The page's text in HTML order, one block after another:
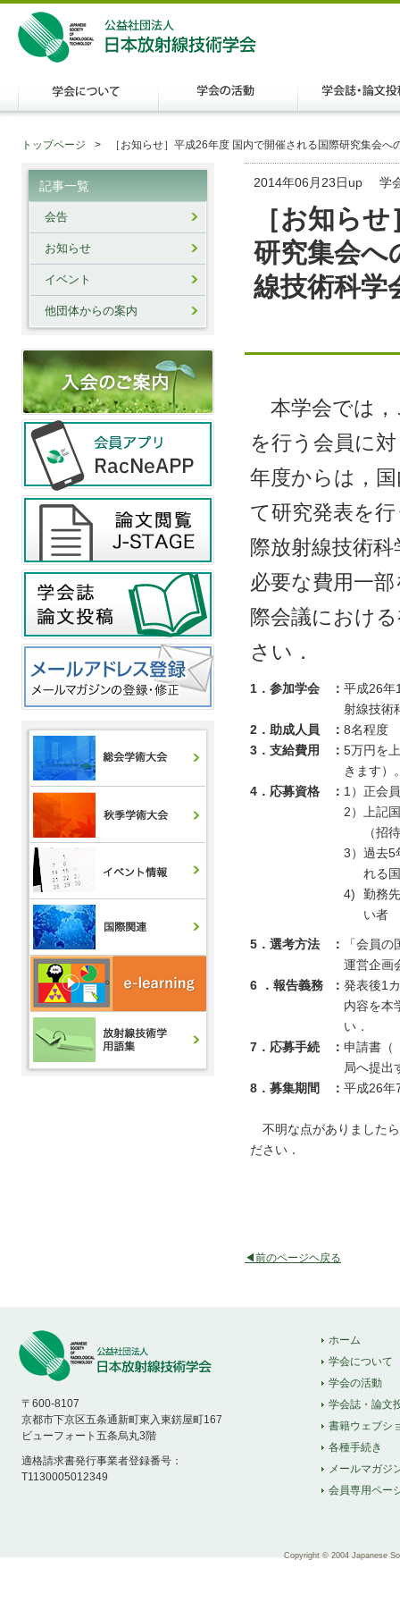
トップページ ［お知らせ］平成26年度 国内で開催される国際研究集会
2014年06月23日up 学
［お知ら
研究集会へ
線技術科学
本学会では，
を行う会員に
年度からは，
て研究発表を
際放射線技術
必要な費用一
際会議におけ
さい．
1．参加学会 ： 平成26年
射線技術
2．助成人員
： 8名程度
3．支給費用
： 5万円を
きます）
4．応募資格
： 1） 正会
2） 上記
（招
3） 過去5
れる
4)
勤務
い者
5．選考方法 ：
「会員
運営企画
6 ．報告義務
： 発表後1
内容を本
い．
7．応募手続
： 申請書（
局へ提出
8．募集期間
： 平成26年
不明な点がありました
ださい．
◀前のページヘ戻る
記事一覧
会告
お知らせ
イベント
他団体からの案内
ホーム
学会について
学会の活動
学会誌・論文
書籍ウェブシ
各種手続き
メールマガジ
会員専用ペー
〒600-8107
京都市下京区五条通新町東入東錺屋町167
ビューフォート五条烏丸3階
適格請求書発行事業者登録番号：
T1130005012349
Copyright © 2004 Japanese